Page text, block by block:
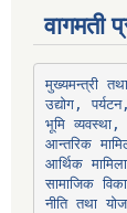
वागमती
उद्योग,
भूमि व्यवस्था,
सामाजिक